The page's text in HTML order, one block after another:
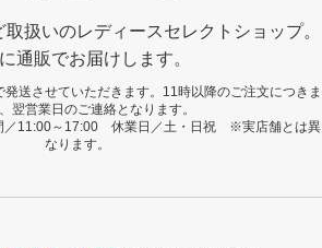
扱いのレディースセレクトショップ。
通販でお届けします。
発送させていただきます。11時以降のご注文につきま
翌営業日のご連絡となります。
／11:00～17:00 休業日／土・日祝 ※実店舗とは異
なります。